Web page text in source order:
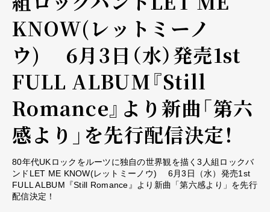
KNOW(レットミーノ
ウ) 6月3日（水）発売1st
FULL ALBUM『Still
Romance』より新曲「第六
感より」を先行配信決定！
80年代UKロックをルーツに独自の世界観を描く3人組ロックバ
ンドLET ME KNOW(レットミーノウ) 6月3日（水）発売1st
FULL ALBUM『Still Romance』より新曲「第六感より」を先行
配信決定！